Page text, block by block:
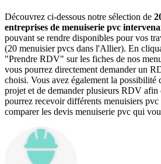
Découvrez ci-dessous notre sélection de
entreprises de menuiserie pvc
pouvant se rendre disponibles pour vos
(20 menuisier pvcs dans l'Allier). En
"Prendre RDV" sur les fiches de nos
vous pourrez directement demander un
choisi. Vous avez également la possibilité
projet et de demander plusieurs RDV afin
pourrez recevoir différents menuisiers
comparer les devis menuiserie pvc qui